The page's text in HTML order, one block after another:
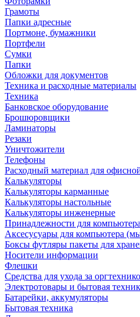
Грамоты
Папки адресные
Портмоне, бумажники
Портфели
Сумки
Папки
Обложки для документов
Техника и расходные материалы
Техника
Банковское оборудование
Брошюровщики
Ламинаторы
Резаки
Уничтожители
Телефоны
Расходный материал для
Калькуляторы
Калькуляторы карманные
Калькуляторы настольные
Калькуляторы инженерные
Принадлежности для компьютера
Аксесусуары для компьютера
Боксы футляры пакеты для
Носители информации
Флешки
Средства для ухода за
Электротовары и бытовая
Батарейки, аккумуляторы
Бытовая техника